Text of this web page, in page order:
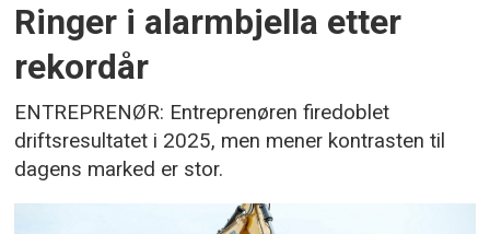
Ringer i alarmbjella etter
rekordår
ENTREPRENØR: Entreprenøren firedoblet
driftsresultatet i 2025, men mener kontrasten til
dagens marked er stor.